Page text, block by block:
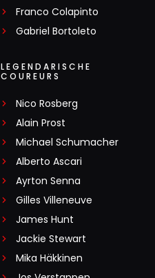
Franco Colapinto
Gabriel Bortoleto
LEGENDARISCHE
COUREURS
Nico Rosberg
Alain Prost
Michael Schumacher
Alberto Ascari
Ayrton Senna
Gilles Villeneuve
James Hunt
Jackie Stewart
Mika Häkkinen